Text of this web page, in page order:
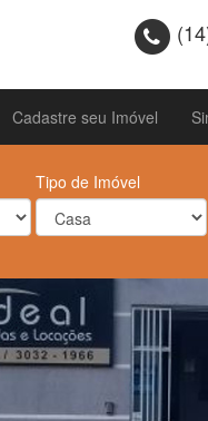
Cadastre seu Imóvel
Tipo de Imóvel